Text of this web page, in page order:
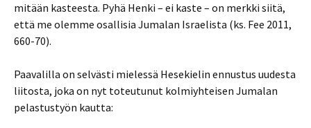
mitään kasteesta. Pyhä Henki – ei kaste – on merkki siitä,
että me olemme osallisia Jumalan Israelista (ks. Fee 2011,
660-70).
Paavalilla on selvästi mielessä Hesekielin ennustus uudesta
liitosta, joka on nyt toteutunut kolmiyhteisen Jumalan
pelastustyön kautta: